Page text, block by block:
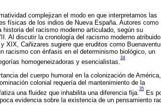
complejizan el modo en que interpretamos las
físicas de los indios de Nueva España. Autores como
del racismo moderno articulado, según su
Al discutir la cronología del racismo moderno atribuido
XIX, Cañizares sugiere que eruditos como
racismo con énfasis en el determinismo biológico, un
homogeneizadoras y esencialistas.
34
del cuerpo humoral en la colonización de América,
colonial requería del mantenimiento de la
una fluidez que inhabilita una diferencia fija.
35
Es
evidencia sobre la existencia de un pensamiento